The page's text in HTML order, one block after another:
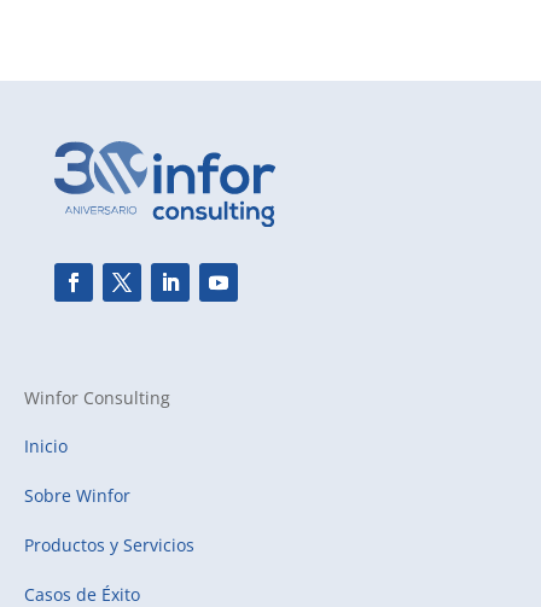
Winfor Consulting
Inicio
Sobre Winfor
Productos y Servicios
Casos de Éxito